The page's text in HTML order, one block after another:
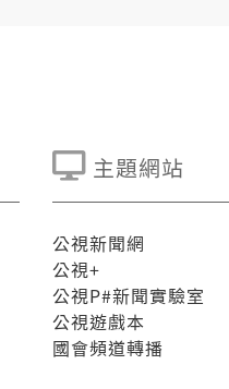
主題網站
公視新聞網
公視+
公視P#新聞實驗室
公視遊戲本
國會頻道轉播